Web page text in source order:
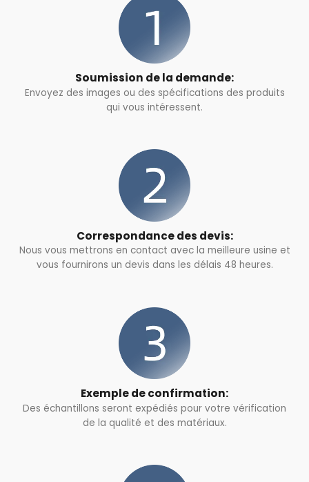
Soumission de la demande:
Envoyez des images ou des spécifications des produits
qui vous intéressent.
Correspondance des devis:
Nous vous mettrons en contact avec la meilleure usine et
vous fournirons un devis dans les délais 48 heures.
Exemple de confirmation:
Des échantillons seront expédiés pour votre vérification
de la qualité et des matériaux.